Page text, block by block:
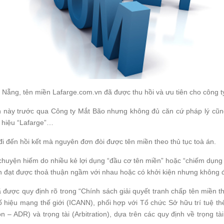
tên miền Lafarge.com.vn đã được thu hồi và ưu tiên cho công
trước qua Công ty Mắt Bão nhưng không đủ căn cứ pháp lý
“Lafarge”…
hồi kết mà nguyên đơn đòi được tên miền theo thủ tục toà án.
hiếm do nhiều kẻ lợi dụng “đầu cơ tên miền” hoặc “chiếm
được thoả thuận ngầm với nhau hoặc có khởi kiện nhưng không
quy định rõ trong “Chính sách giải quyết tranh chấp tên miền
mạng thế giới (ICANN), phối hợp với Tổ chức Sở hữu trí tuệ
– ADR) và trọng tài (Arbitration), dựa trên các quy định về trọng